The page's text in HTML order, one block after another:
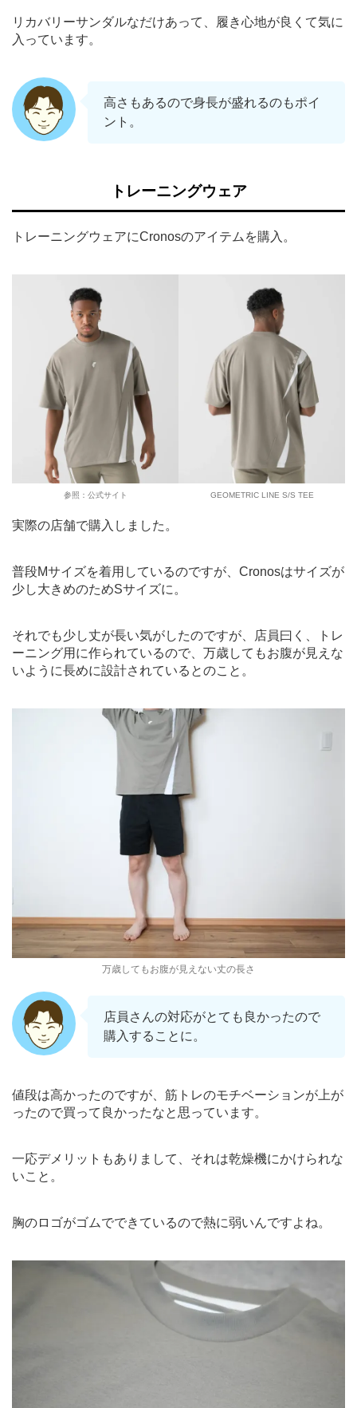
リカバリーサンダルなだけあって、履き心地が良くて気に
入っています。
高さもあるので身長が盛れるのもポイ
ント。
トレーニングウェア
トレーニングウェアにCronosのアイテムを購入。
参照：公式サイト GEOMETRIC LINE S/S TEE
実際の店舗で購入しました。
普段Mサイズを着用しているのですが、Cronosはサイズが
少し大きめのためSサイズに。
それでも少し丈が長い気がしたのですが、店員曰く、トレ
ーニング用に作られているので、万歳してもお腹が見えな
いように長めに設計されているとのこと。
万歳してもお腹が見えない丈の長さ
店員さんの対応がとても良かったので
購入することに。
値段は高かったのですが、筋トレのモチベーションが上が
ったので買って良かったなと思っています。
一応デメリットもありまして、それは乾燥機にかけられな
いこと。
胸のロゴがゴムでできているので熱に弱いんですよね。